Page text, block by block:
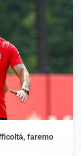
faremo